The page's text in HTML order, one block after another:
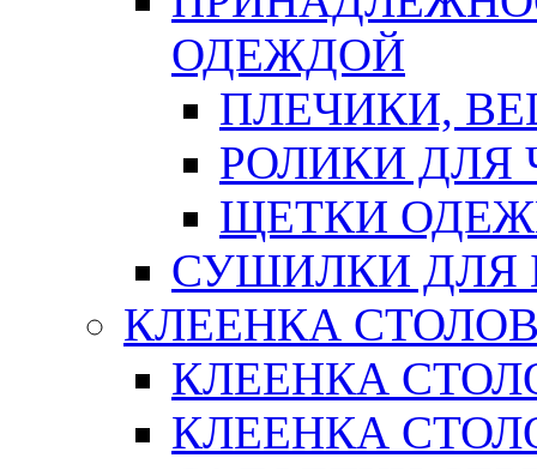
ОДЕЖДОЙ
ПЛЕЧИКИ,
РОЛИКИ ДЛЯ
ЩЕТКИ
СУШИЛКИ ДЛЯ
КЛЕЕНКА
КЛЕЕНКА
КЛЕЕНКА